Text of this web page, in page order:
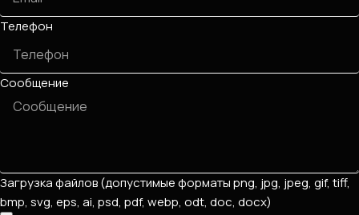
Телефон
Сообщение
Загрузка файлов (допустимые форматы png, jpg, jpeg, gif, tiff,
bmp, svg, eps, ai, psd, pdf, webp, odt, doc, docx)